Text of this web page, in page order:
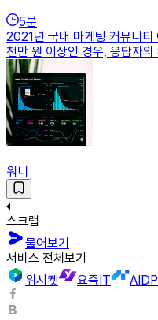
5분
2021년 국내 마케팅 커뮤니티
천만 원 이상인 경우, 응답자
워니
스크랩
물어보기
서비스 전체보기
위시켓
요즘IT